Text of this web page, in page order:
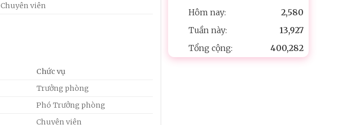
Chuyên viên
Chức vụ
Trưởng phòng
Phó Trưởng phòng
Chuyên viên
Hôm nay:
2,580
Tuần này:
13,927
Tổng cộng:
400,282